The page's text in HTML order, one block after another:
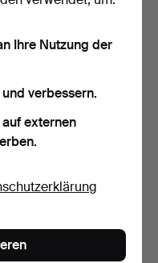
7 Stück,
hauptsächlich Barbie, 199…
Ihre Nutzung der
verbessern.
externen